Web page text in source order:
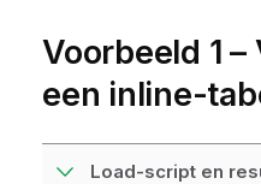
Voorbeeld 1
een inline-
Load-script en